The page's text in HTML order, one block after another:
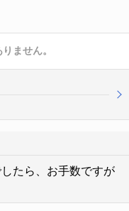
ません。
たら、お手数ですが